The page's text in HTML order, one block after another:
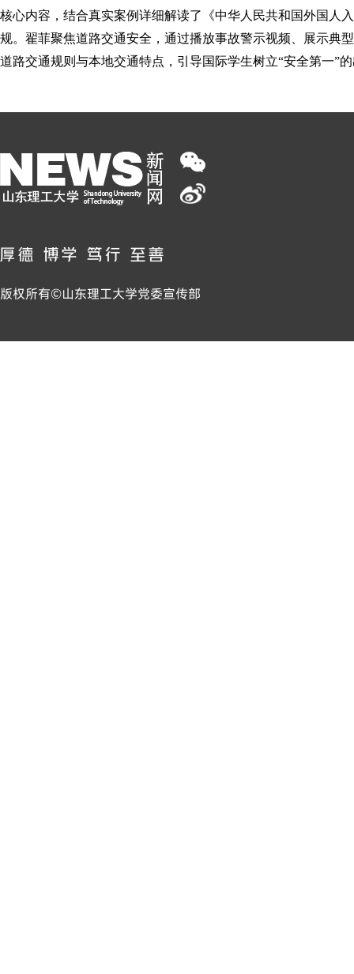
核心内容，结合真实案例详细解读了《中华人民共和国外国人
规。翟菲聚焦道路交通安全，通过播放事故警示视频、展示典
道路交通规则与本地交通特点，引导国际学生树立“安全第一”
版权所有©山东理工大学党委宣传部